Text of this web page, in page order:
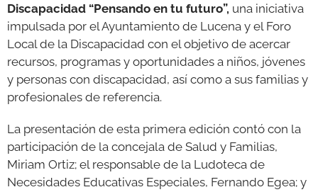
Discapacidad “Pensando en tu futuro”, una iniciativa
impulsada por el Ayuntamiento de Lucena y el Foro
Local de la Discapacidad con el objetivo de acercar
recursos, programas y oportunidades a niños, jóvenes
y personas con discapacidad, así como a sus familias y
profesionales de referencia.
La presentación de esta primera edición contó con la
participación de la concejala de Salud y Familias,
Miriam Ortiz; el responsable de la Ludoteca de
Necesidades Educativas Especiales, Fernando Egea; y